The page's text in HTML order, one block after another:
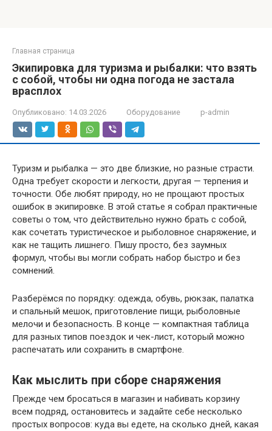
Главная страница
Экипировка для туризма и рыбалки: что взять
с собой, чтобы ни одна погода не застала
врасплох
Опубликовано: 14.03.2026 Оборудование p-admin
Туризм и рыбалка — это две близкие, но разные страсти.
Одна требует скорости и легкости, другая — терпения и
точности. Обе любят природу, но не прощают простых
ошибок в экипировке. В этой статье я собрал практичные
советы о том, что действительно нужно брать с собой,
как сочетать туристическое и рыболовное снаряжение, и
как не тащить лишнего. Пишу просто, без заумных
формул, чтобы вы могли собрать набор быстро и без
сомнений.
Разберёмся по порядку: одежда, обувь, рюкзак, палатка
и спальный мешок, приготовление пищи, рыболовные
мелочи и безопасность. В конце — компактная таблица
для разных типов поездок и чек-лист, который можно
распечатать или сохранить в смартфоне.
Как мыслить при сборе снаряжения
Прежде чем бросаться в магазин и набивать корзину
всем подряд, остановитесь и задайте себе несколько
простых вопросов: куда вы едете, на сколько дней, какая